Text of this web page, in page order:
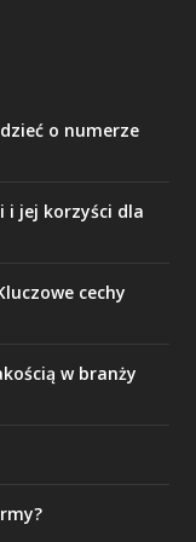
o numerze
i jej korzyści dla
cechy
w branży